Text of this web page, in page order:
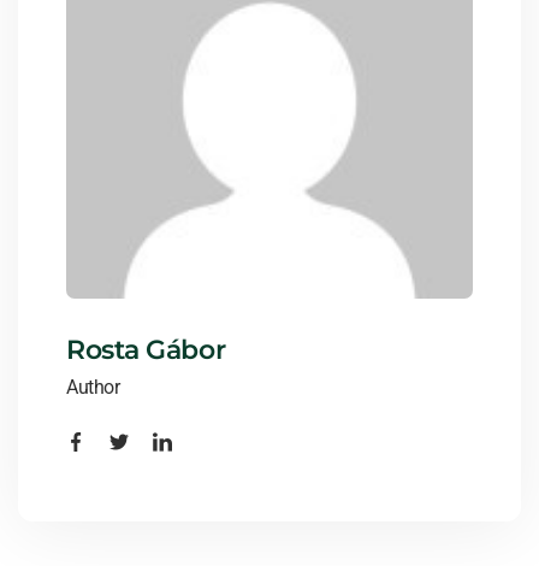
Rosta Gábor
Author